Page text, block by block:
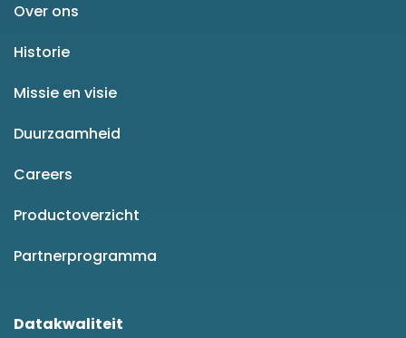
Over ons
Historie
Missie en visie
Duurzaamheid
Careers
Productoverzicht
Partnerprogramma
Datakwaliteit